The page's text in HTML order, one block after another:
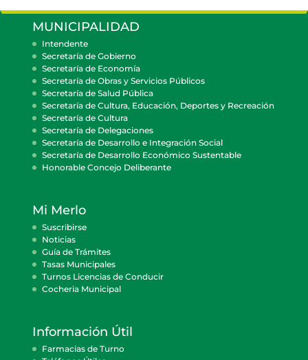
MUNICIPALIDAD
Intendente
Secretaría de Gobierno
Secretaría de Economía
Secretaría de Obras y Servicios Públicos
Secretaría de Salud Pública
Secretaría de Cultura, Educación, Deportes y Recreación
Secretaría de Cultura
Secretaría de Delegaciones
Secretaría de Desarrollo e Integración Social
Secretaría de Desarrollo Económico Sustentable
Honorable Concejo Deliberante
Mi Merlo
Suscribirse
Noticias
Guía de Trámites
Tasas Municipales
Turnos Licencias de Conducir
Cocheria Municipal
Información Útil
Farmacias de Turno